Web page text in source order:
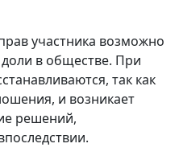
участника возможно
в обществе. При
так как
и возникает
решений,